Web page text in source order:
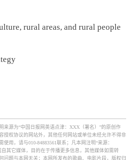
rural areas, and rural people
来源为“中国日报网英语点津：XXX（署名）”的原创作
授权协议的网站外，其他任何网站或单位未经允许不得非
用，请与010-84883561联系；凡本网注明“来源：
其它媒体，目的在于传播更多信息，其他媒体如需转
问题与本网无关；本网所发布的歌曲、电影片段，版权归